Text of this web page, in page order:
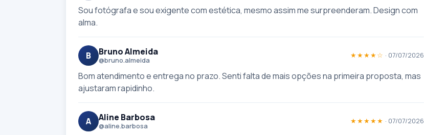
Sou fotógrafa e sou exigente com estética, mesmo assim me surpreenderam. Design com
alma.
B Bruno Almeida
@bruno.almeida
★★★★☆ · 07/07/2026
Bom atendimento e entrega no prazo. Senti falta de mais opções na primeira proposta, mas
ajustaram rapidinho.
A Aline Barbosa
@aline.barbosa
★★★★★ · 07/07/2026